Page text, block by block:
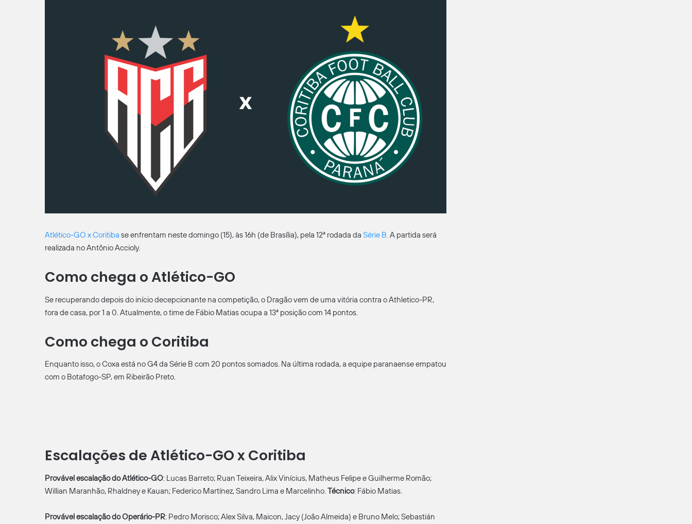
Atlético-GO x Coritiba se enfrentam neste domingo (15), às 16h (de Brasília), pela 12ª rodada da Série B.A partida será
realizada no Antônio Accioly.
Como chega o Atlético-GO
Se recuperando depois do início decepcionante na competição, o Dragão vem de uma vitória contra o Athletico-PR,
fora de casa, por 1 a 0. Atualmente, o time de Fábio Matias ocupa a 13ª posição com 14 pontos.
Como chega o Coritiba
Enquanto isso, o Coxa está no G4 da Série B com 20 pontos somados. Na última rodada, a equipe paranaense empatou
com o Botafogo-SP, em Ribeirão Preto.
Escalações de Atlético-GO x Coritiba
Provável escalação do Atlético-GO: Lucas Barreto; Ruan Teixeira, Alix Vinícius, Matheus Felipe e Guilherme Romão;
Willian Maranhão, Rhaldney e Kauan; Federico Martínez, Sandro Lima e Marcelinho.Técnico: Fábio Matias.
Provável escalação do Operário-PR: Pedro Morisco; Alex Silva, Maicon, Jacy (João Almeida) e Bruno Melo; Sebastián